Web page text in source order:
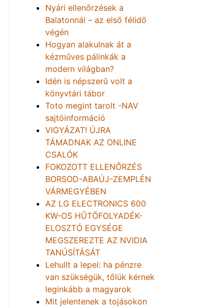
Nyári ellenőrzések a
Balatonnál – az első félidő
végén
Hogyan alakulnak át a
kézműves pálinkák a
modern világban?
Idén is népszerű volt a
könyvtári tábor
Toto megint tarolt -NAV
sajtóinformáció
VIGYÁZAT! ÚJRA
TÁMADNAK AZ ONLINE
CSALÓK
FOKOZOTT ELLENŐRZÉS
BORSOD-ABAÚJ-ZEMPLÉN
VÁRMEGYÉBEN
AZ LG ELECTRONICS 600
KW-OS HŰTŐFOLYADÉK-
ELOSZTÓ EGYSÉGE
MEGSZEREZTE AZ NVIDIA
TANÚSÍTÁSÁT
Lehullt a lepel: ha pénzre
van szükségük, tőlük kérnek
leginkább a magyarok
Mit jelentenek a tojásokon